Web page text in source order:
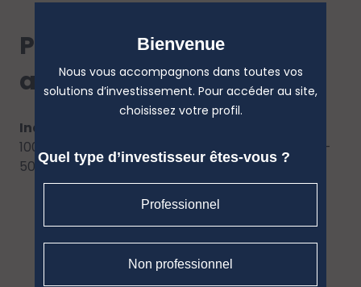
Performances
annualisées
Indice de référence :
100% Bloomberg Euro-Aggregate : Corporates --
500MM (Obligations)
Bienvenue
Nous vous accompagnons dans toutes vos
solutions d’investissement. Pour accéder au site,
choisissez votre profil.
Quel type d’investisseur êtes-vous ?
Professionnel
Non professionnel